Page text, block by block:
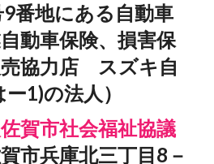
番地にある自動車
動車保険、損害保
売協力店 スズキ自
1)の法人）
賀市社会福祉協議
市兵庫北三丁目8－